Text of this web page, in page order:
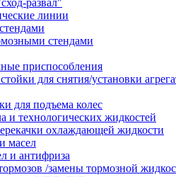
развал"
линии
стендами
приспособления
для снятия/установки
для подъема колес
и технологических жидкостей
охлаждающей жидкости
масел
и антифриза
/замены тормозной